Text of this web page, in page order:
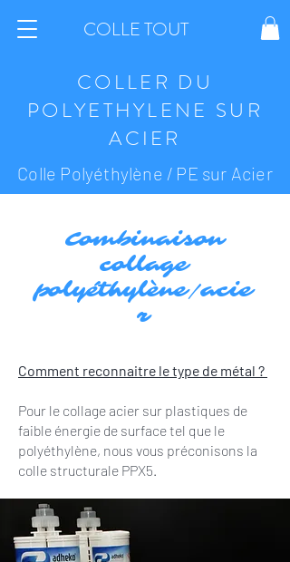
COLLE TOUT
COLLER DU
POLYETHYLENE SUR
ACIER
Colle Polyéthylène / PE sur Acier
Combinaison
collage
polyéthylène/acie
r
Comment reconnaitre le type de métal ?
Pour le collage acier sur plastiques de
faible énergie de surface tel que le
polyéthylène, nous vous préconisons la
colle structurale PPX5.